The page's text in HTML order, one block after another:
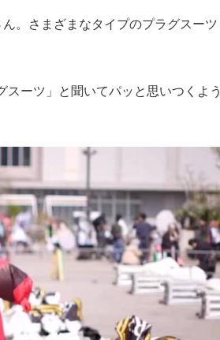
ん。さまざまなタイプのプラグスーツ
ーツ」と聞いてパッと思いつくよう